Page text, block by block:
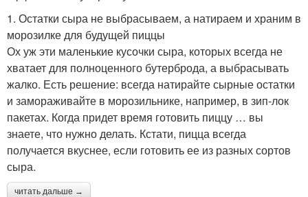
1. Остатки сыра не выбрасываем, а натираем и храним в
морозилке для будущей пиццы
Ох уж эти маленькие кусочки сыра, которых всегда не
хватает для полноценного бутерброда, а выбрасывать
жалко. Есть решение: всегда натирайте сырные остатки
и замораживайте в морозильнике, например, в зип-лок
пакетах. Когда придет время готовить пиццу … вы
знаете, что нужно делать. Кстати, пицца всегда
получается вкуснее, если готовить ее из разных сортов
сыра.
читать дальше →